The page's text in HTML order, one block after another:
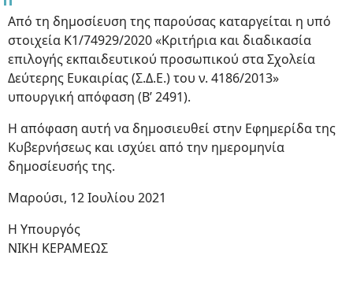
Από τη δημοσίευση της παρούσας καταργείται η υπό
στοιχεία Κ1/74929/2020 «Κριτήρια και διαδικασία
επιλογής εκπαιδευτικού προσωπικού στα Σχολεία
Δεύτερης Ευκαιρίας (Σ.Δ.Ε.) του ν. 4186/2013»
υπουργική απόφαση (Β’ 2491).
Η απόφαση αυτή να δημοσιευθεί στην Εφημερίδα της
Κυβερνήσεως και ισχύει από την ημερομηνία
δημοσίευσής της.
Μαρούσι, 12 Ιουλίου 2021
Η Υπουργός
ΝΙΚΗ ΚΕΡΑΜΕΩΣ